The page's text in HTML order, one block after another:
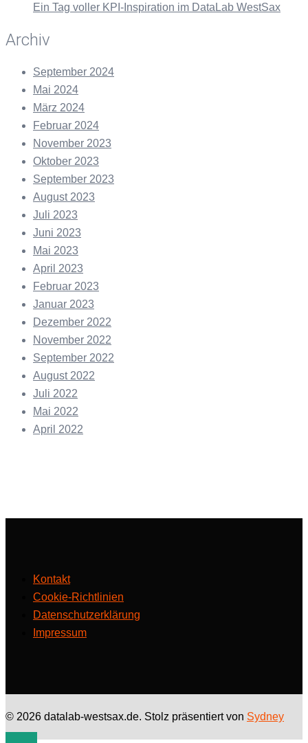
Ein Tag voller KPI-Inspiration im DataLab WestSax
Archiv
September 2024
Mai 2024
März 2024
Februar 2024
November 2023
Oktober 2023
September 2023
August 2023
Juli 2023
Juni 2023
Mai 2023
April 2023
Februar 2023
Januar 2023
Dezember 2022
November 2022
September 2022
August 2022
Juli 2022
Mai 2022
April 2022
Kontakt
Cookie-Richtlinien
Datenschutzerklärung
Impressum
© 2026 datalab-westsax.de. Stolz präsentiert von Sydney